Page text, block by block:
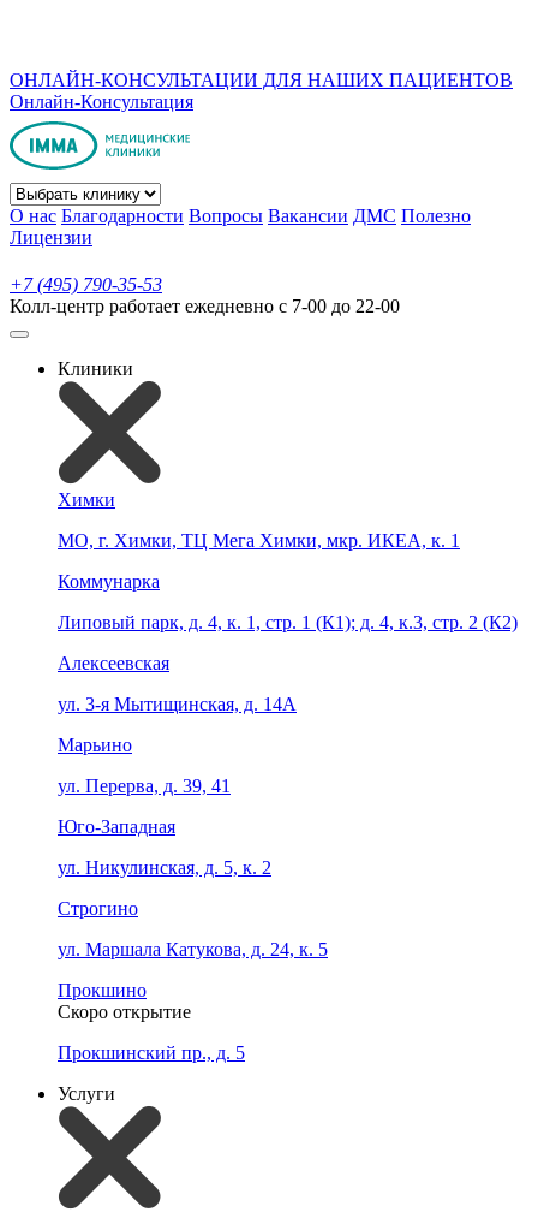
ОНЛАЙН-КОНСУЛЬТАЦИИ ДЛЯ НАШИХ ПАЦИЕНТОВ
Онлайн-Консультация
О нас Благодарности Вопросы Вакансии ДМС Полезно
Лицензии
+7 (495) 790-35-53
Колл-центр работает ежедневно с 7-00 до 22-00
Клиники
Химки
МО, г. Химки, ТЦ Мега Химки, мкр. ИКЕА, к. 1
Коммунарка
Липовый парк, д. 4, к. 1, стр. 1 (К1); д. 4, к.3, стр. 2 (К2)
Алексеевская
ул. 3-я Мытищинская, д. 14А
Марьино
ул. Перерва, д. 39, 41
Юго-Западная
ул. Никулинская, д. 5, к. 2
Строгино
ул. Маршала Катукова, д. 24, к. 5
Прокшино
Скоро открытие
Прокшинский пр., д. 5
Услуги